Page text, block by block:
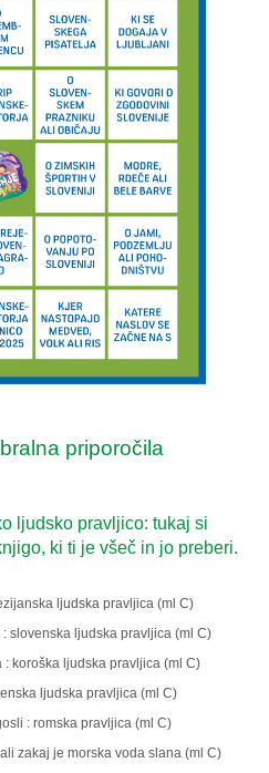
priporočila
ljudsko pravljico: tukaj si
ki ti je všeč in jo preberi.
ljudska pravljica (ml C)
slovenska ljudska pravljica (ml C)
: koroška ljudska pravljica (ml C)
ljudska pravljica (ml C)
: romska pravljica (ml C)
zakaj je morska voda slana (ml C)